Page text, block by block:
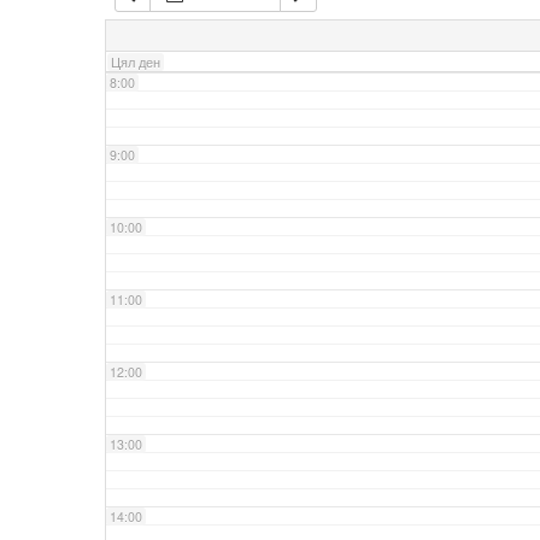
Цял ден
7:00
8:00
9:00
10:00
11:00
12:00
13:00
14:00